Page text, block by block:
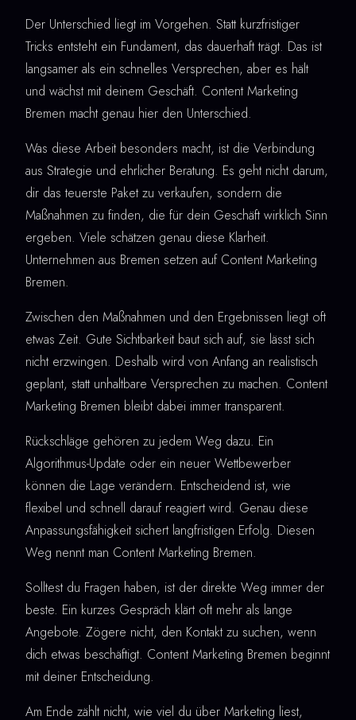
Der Unterschied liegt im Vorgehen. Statt kurzfristiger
Tricks entsteht ein Fundament, das dauerhaft trägt. Das ist
langsamer als ein schnelles Versprechen, aber es hält
und wächst mit deinem Geschäft. Content Marketing
Bremen macht genau hier den Unterschied.
Was diese Arbeit besonders macht, ist die Verbindung
aus Strategie und ehrlicher Beratung. Es geht nicht darum,
dir das teuerste Paket zu verkaufen, sondern die
Maßnahmen zu finden, die für dein Geschäft wirklich Sinn
ergeben. Viele schätzen genau diese Klarheit.
Unternehmen aus Bremen setzen auf Content Marketing
Bremen.
Zwischen den Maßnahmen und den Ergebnissen liegt oft
etwas Zeit. Gute Sichtbarkeit baut sich auf, sie lässt sich
nicht erzwingen. Deshalb wird von Anfang an realistisch
geplant, statt unhaltbare Versprechen zu machen. Content
Marketing Bremen bleibt dabei immer transparent.
Rückschläge gehören zu jedem Weg dazu. Ein
Algorithmus-Update oder ein neuer Wettbewerber
können die Lage verändern. Entscheidend ist, wie
flexibel und schnell darauf reagiert wird. Genau diese
Anpassungsfähigkeit sichert langfristigen Erfolg. Diesen
Weg nennt man Content Marketing Bremen.
Solltest du Fragen haben, ist der direkte Weg immer der
beste. Ein kurzes Gespräch klärt oft mehr als lange
Angebote. Zögere nicht, den Kontakt zu suchen, wenn
dich etwas beschäftigt. Content Marketing Bremen beginnt
mit deiner Entscheidung.
Am Ende zählt nicht, wie viel du über Marketing liest,